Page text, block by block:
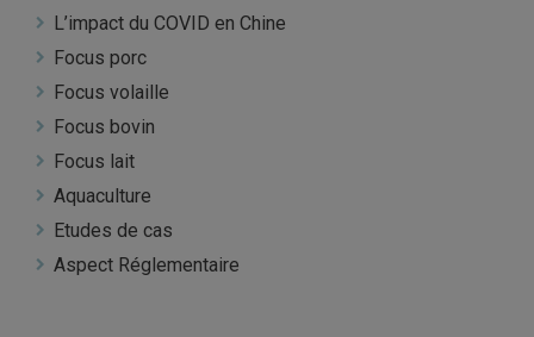
L’impact du COVID en Chine
Focus porc
Focus volaille
Focus bovin
Focus lait
Aquaculture
Etudes de cas
Aspect Réglementaire